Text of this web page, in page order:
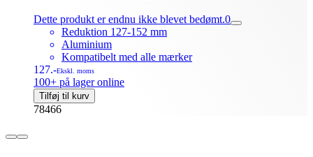
Dette produkt er endnu ikke blevet bedømt.0
Reduktion 127-152 mm
Aluminium
Kompatibelt med alle mærker
127.-Ekskl. moms
100+ på lager online
Tilføj til kurv
78466